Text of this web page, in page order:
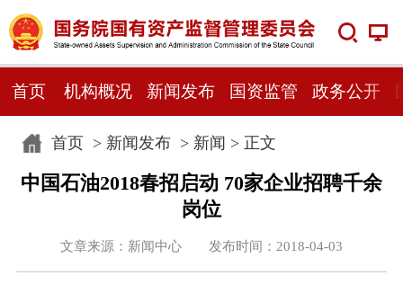
首页 机构概况 新闻发布 国资监管 政务公开
首页> 新闻发布> 新闻 > 正文
中国石油2018春招启动 70家企业招聘千余
岗位
文章来源：新闻中心 发布时间：2018-04-03